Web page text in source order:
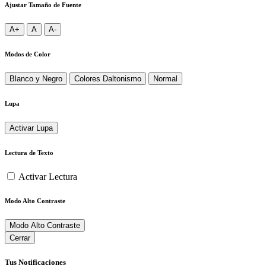
Ajustar Tamaño de Fuente
A+ A A-
Modos de Color
Blanco y Negro Colores Daltonismo Normal
Lupa
Activar Lupa
Lectura de Texto
Activar Lectura
Modo Alto Contraste
Modo Alto Contraste
Cerrar
Tus Notificaciones